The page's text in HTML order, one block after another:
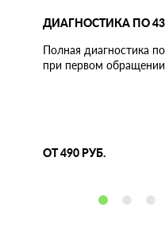
ДИАГНОСТИКА ПО
Полная диагностика
при первом
ОТ 490 РУБ.